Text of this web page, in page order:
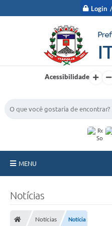
Login
Acessibilidade
MENU
Notícias
Notícias Notícia